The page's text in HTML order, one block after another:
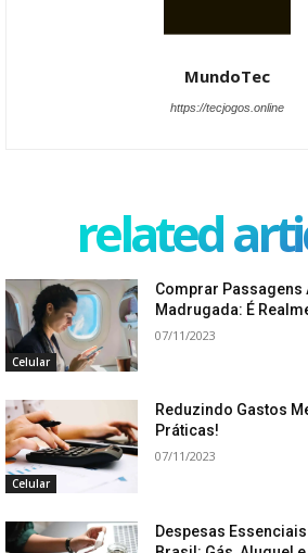
MundoTec
https://tecjogos.online
related
Celular
Comprar Passagens
Madrugada: É
07/11/2023
Celular
Reduzindo Gastos
Práticas!
07/11/2023
Despesas